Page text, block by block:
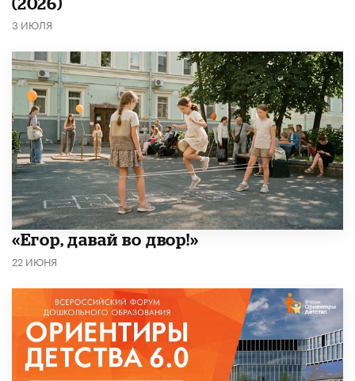
3 ИЮЛЯ
«Егор, давай во двор!»
22 ИЮНЯ